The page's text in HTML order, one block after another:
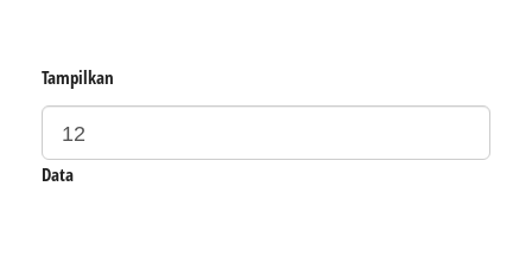
Tampilkan
Data